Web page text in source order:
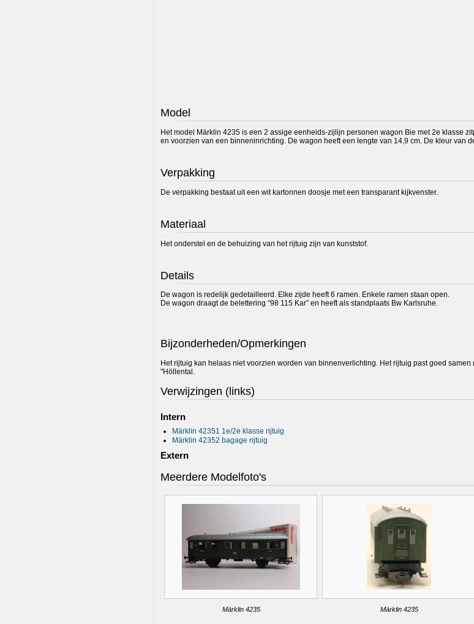
Model
Het model Märklin 4235 is een 2 assige eenheids-zijlijn personen wagon Bie met 2e klasse
en voorzien van een binneninrichting. De wagon heeft een lengte van 14,9 cm. De kleur van
Verpakking
De verpakking bestaat uit een wit kartonnen doosje met een transparant kijkvenster.
Materiaal
Het onderstel en de behuizing van het rijtuig zijn van kunststof.
Details
De wagon is redelijk gedetailleerd. Elke zijde heeft 6 ramen. Enkele ramen staan open.
De wagon draagt de belettering “98 115 Kar” en heeft als standplaats Bw Karlsruhe.
Bijzonderheden/Opmerkingen
Het rijtuig kan helaas niet voorzien worden van binnenverlichting. Het rijtuig past goed samen
"Höllental.
Verwijzingen (links)
Intern
Märklin 42351 1e/2e klasse rijtuig
Märklin 42352 bagage rijtuig
Extern
Meerdere Modelfoto's
Märklin 4235 Märklin 4235